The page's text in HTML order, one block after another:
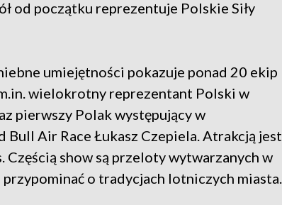
od początku reprezentuje Polskie Siły
umiejętności pokazuje ponad 20 ekip
wielokrotny reprezentant Polski w
pierwszy Polak występujący w
Air Race Łukasz Czepiela. Atrakcją jest
show są przeloty wytwarzanych w
o tradycjach lotniczych miasta.